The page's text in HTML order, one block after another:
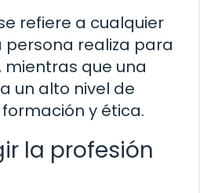
refiere a cualquier
realiza para
que una
un alto nivel de
y ética.
la profesión